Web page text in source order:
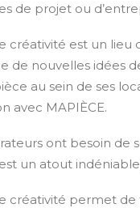
de projet ou
créativité est un
de nouvelles idées
au sein de ses
avec MAPIÈCE.
ont besoin de
un atout
créativité permet de